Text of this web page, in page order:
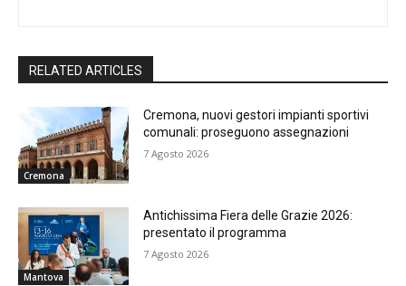
RELATED ARTICLES
Cremona
Cremona, nuovi gestori impianti sportivi
comunali: proseguono assegnazioni
7 Agosto 2026
Mantova
Antichissima Fiera delle Grazie 2026:
presentato il programma
7 Agosto 2026